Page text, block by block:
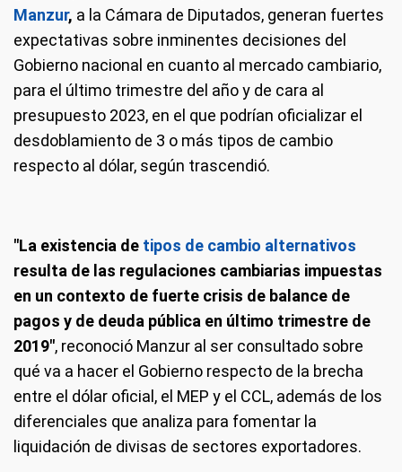
Manzur, a la Cámara de Diputados, generan fuertes
expectativas sobre inminentes decisiones del
Gobierno nacional en cuanto al mercado cambiario,
para el último trimestre del año y de cara al
presupuesto 2023, en el que podrían oficializar el
desdoblamiento de 3 o más tipos de cambio
respecto al dólar, según trascendió.
"La existencia de tipos de cambio alternativos
resulta de las regulaciones cambiarias impuestas
en un contexto de fuerte crisis de balance de
pagos y de deuda pública en último trimestre de
2019", reconoció Manzur al ser consultado sobre
qué va a hacer el Gobierno respecto de la brecha
entre el dólar oficial, el MEP y el CCL, además de los
diferenciales que analiza para fomentar la
liquidación de divisas de sectores exportadores.